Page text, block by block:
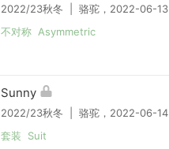
2022/23秋冬 | 骆驼，2022-06-13
不对称 Asymmetric
Sunny
2022/23秋冬 | 骆驼，2022-06-14
套装 Suit